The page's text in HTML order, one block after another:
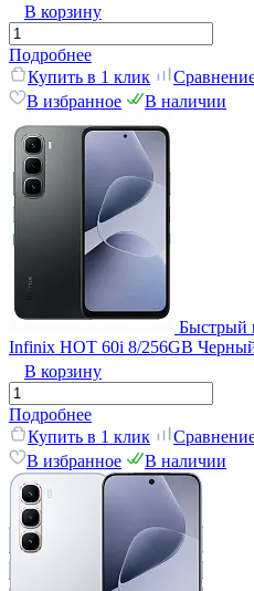
В корзину
Подробнее
Купить в 1 клик
В избранное
В наличии
Быстрый
Infinix HOT 60i 8/256GB
В корзину
Подробнее
Купить в 1 клик
В избранное
В наличии